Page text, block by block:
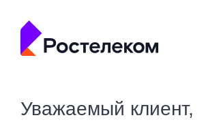
Уважаемый клиент,